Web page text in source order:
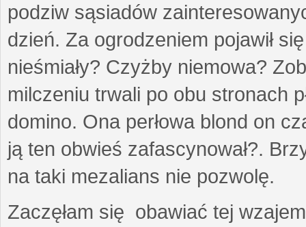
podziw sąsiadów
dzień. Za ogrodzeniem pojawił
nieśmiały? Czyżby niemowa?
milczeniu trwali po obu stronach
domino. Ona perłowa blond on
ją ten obwieś zafascynował?.
na taki mezalians nie pozwolę.
Zaczęłam się obawiać tej